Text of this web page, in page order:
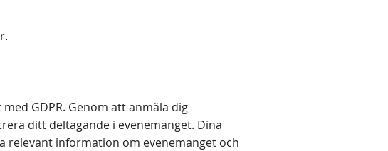
GDPR. Genom att anmäla dig
ditt deltagande i evenemanget. Dina
relevant information om evenemanget och